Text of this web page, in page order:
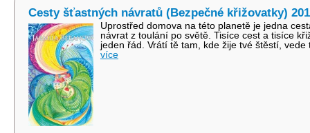
Cesty šťastných návratů (Bezpečné křižovatky)
Uprostřed domova na této planetě je jedna
návrat z toulání po světě. Tisíce cest a tisíce
jeden řád. Vrátí tě tam, kde žije tvé štěstí,
více